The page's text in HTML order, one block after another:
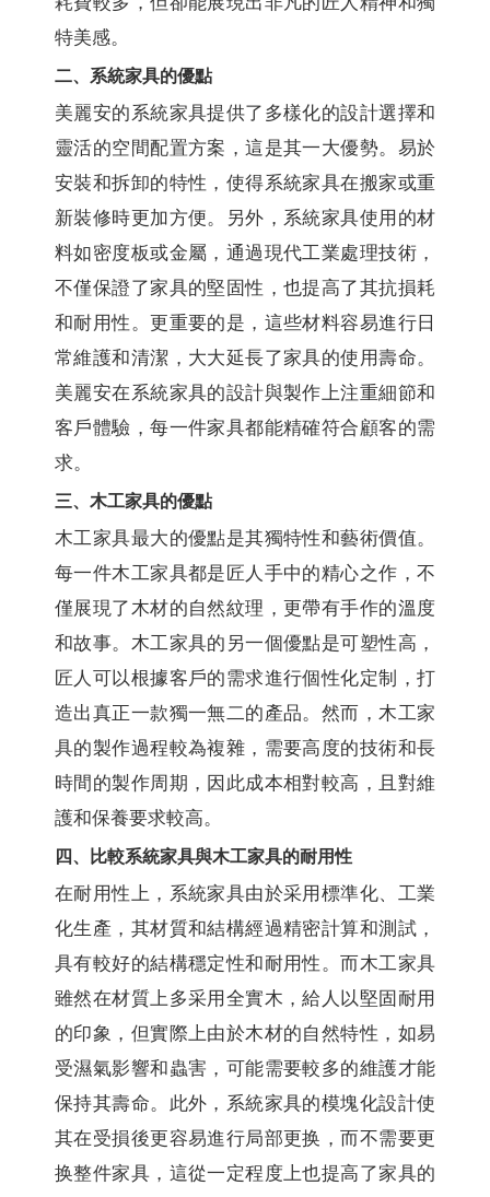
特美感。
二、系統家具的優點
美麗安的系統家具提供了多樣化的設計選擇和
靈活的空間配置方案，這是其一大優勢。易於
安裝和拆卸的特性，使得系統家具在搬家或重
新裝修時更加方便。另外，系統家具使用的材
料如密度板或金屬，通過現代工業處理技術，
不僅保證了家具的堅固性，也提高了其抗損耗
和耐用性。更重要的是，這些材料容易進行日
常維護和清潔，大大延長了家具的使用壽命。
美麗安在系統家具的設計與製作上注重細節和
客戶體驗，每一件家具都能精確符合顧客的需
求。
三、木工家具的優點
木工家具最大的優點是其獨特性和藝術價值。
每一件木工家具都是匠人手中的精心之作，不
僅展現了木材的自然紋理，更帶有手作的溫度
和故事。木工家具的另一個優點是可塑性高，
匠人可以根據客戶的需求進行個性化定制，打
造出真正一款獨一無二的產品。然而，木工家
具的製作過程較為複雜，需要高度的技術和長
時間的製作周期，因此成本相對較高，且對維
護和保養要求較高。
四、比較系統家具與木工家具的耐用性
在耐用性上，系統家具由於采用標準化、工業
化生產，其材質和結構經過精密計算和測試，
具有較好的結構穩定性和耐用性。而木工家具
雖然在材質上多采用全實木，給人以堅固耐用
的印象，但實際上由於木材的自然特性，如易
受濕氣影響和蟲害，可能需要較多的維護才能
保持其壽命。此外，系統家具的模塊化設計使
其在受損後更容易進行局部更换，而不需要更
换整件家具，這從一定程度上也提高了家具的